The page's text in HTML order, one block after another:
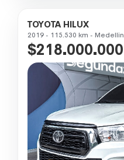
TOYOTA HILUX
2019 - 115.530 km - Medellin
$218.000.000